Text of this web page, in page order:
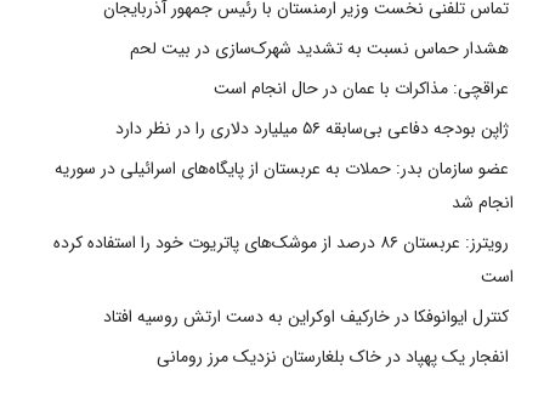
تماس تلفنی نخست وزیر ارمنستان با رئیس جمهور آذربایجان
هشدار حماس نسبت به تشدید شهرک‌سازی در بیت‌ لحم
عراقچی: مذاکرات با عمان در حال انجام است
ژاپن بودجه دفاعی بی‌سابقه ۵۶ میلیارد دلاری را در نظر دارد
عضو سازمان بدر: حملات به عربستان از پایگاه‌های اسرائیلی در سوریه
انجام شد
رویترز: عربستان ۸۶ درصد از موشک‌های پاتریوت خود را استفاده کرده
است
کنترل ایوانوفکا در خارکیف اوکراین به دست ارتش روسیه افتاد
انفجار یک پهپاد در خاک بلغارستان نزدیک مرز رومانی